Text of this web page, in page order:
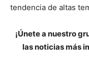
tendencia de altas
¡Únete a nuestro
las noticias más